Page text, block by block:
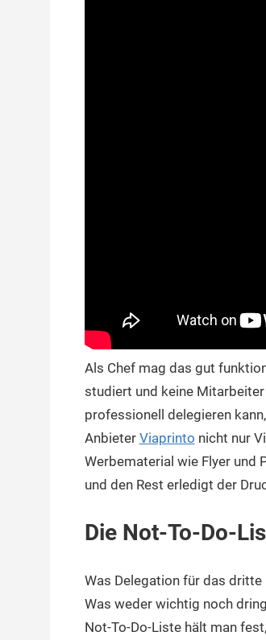
Als Chef mag das gut
studiert und keine Mitarbeiter
professionell delegieren
Anbieter Viaprinto nicht nur
Werbematerial wie Flyer und
und den Rest erledigt der
Die Not-To-Do-
Was Delegation für das
Was weder wichtig noch
Not-To-Do-Liste hält man